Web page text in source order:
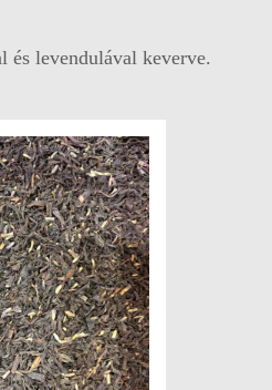
és levendulával keverve.